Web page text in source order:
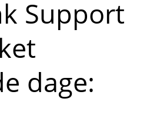
Support
dage: